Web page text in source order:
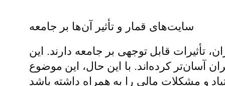
سایت‌های قمار و تأثیر آن‌ها بر جامعه
تأثیرات قابل توجهی بر جامعه دارند. این
آسان‌تر کرده‌اند. با این حال، این موضوع